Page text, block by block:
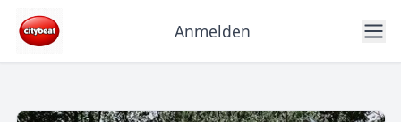
Anmelden